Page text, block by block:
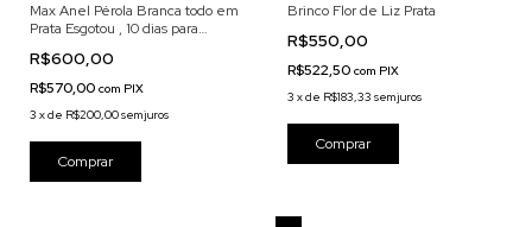
Max Anel Pérola Branca todo em
Prata Esgotou , 10 dias para
R$600,00
R$570,00 com PIX
3 xde R$200,00sem juros
Brinco Flor de Liz Prata
R$550,00
R$522,50 com PIX
3 xde R$183,33 sem juros